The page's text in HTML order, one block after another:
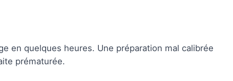
en quelques heures. Une préparation mal calibrée
prématurée.